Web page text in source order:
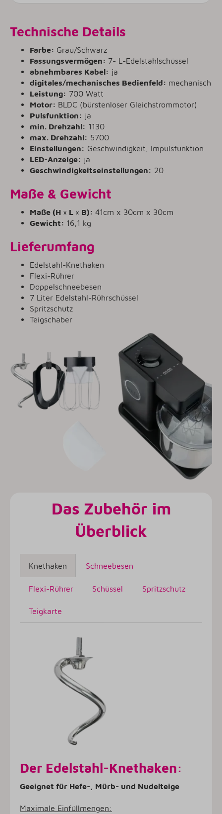
Technische Details
Farbe: Grau/Schwarz
Fassungsvermögen: 7- L-Edelstahlschüssel
abnehmbares Kabel: ja
digitales/mechanisches Bedienfeld: mechanisch
Leistung: 700 Watt
Motor: BLDC (bürstenloser Gleichstrommotor)
Pulsfunktion: ja
min. Drehzahl: 1130
max. Drehzahl: 5700
Einstellungen: Geschwindigkeit, Impulsfunktion
LED-Anzeige: ja
Geschwindigkeitseinstellungen: 20
Maße & Gewicht
Maße (H × L × B): 41cm x 30cm x 30cm
Gewicht: 16,1 kg
Lieferumfang
Edelstahl-Knethaken
Flexi-Rührer
Doppelschneebesen
7 Liter Edelstahl-Rührschüssel
Spritzschutz
Teigschaber
Das Zubehör im
Überblick
Knethaken Schneebesen
Flexi-Rührer Schüssel Spritzschutz
Teigkarte
Der Edelstahl-Knethaken:
Geeignet für Hefe-, Mürb- und Nudelteige
Maximale Einfüllmengen: